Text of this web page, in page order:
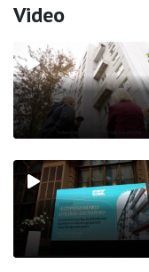
Video